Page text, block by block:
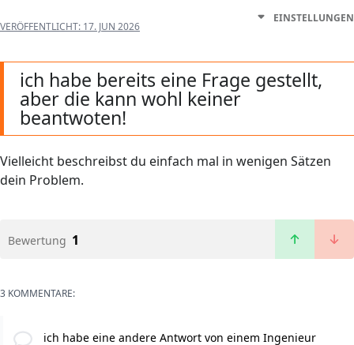
VERÖFFENTLICHT: 17. JUN 2026
EINSTELLUNGEN
ich habe bereits eine Frage gestellt,
aber die kann wohl keiner
beantwoten!
Vielleicht beschreibst du einfach mal in wenigen Sätzen
dein Problem.
Bewertung 1
3 KOMMENTARE:
ich habe eine andere Antwort von einem Ingenieur